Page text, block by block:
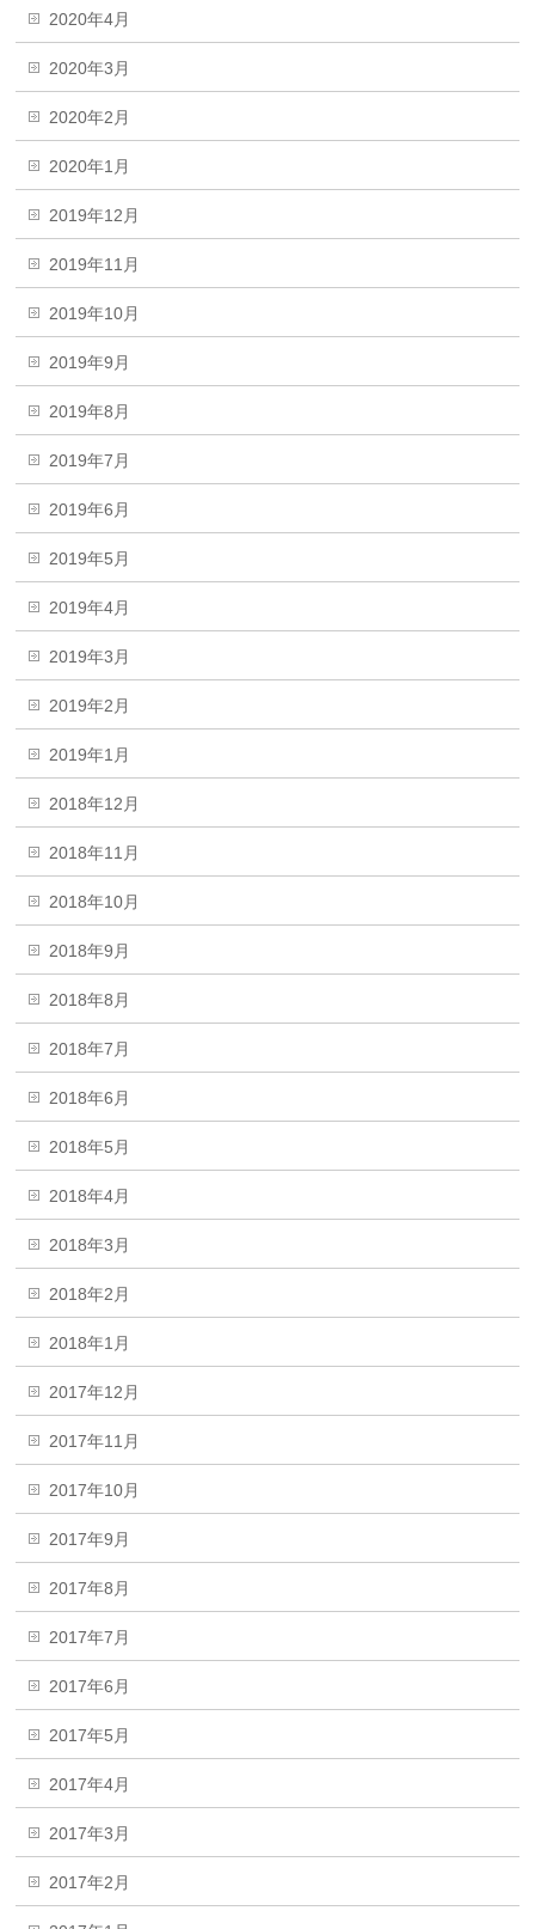
2020年4月
2020年3月
2020年2月
2020年1月
2019年12月
2019年11月
2019年10月
2019年9月
2019年8月
2019年7月
2019年6月
2019年5月
2019年4月
2019年3月
2019年2月
2019年1月
2018年12月
2018年11月
2018年10月
2018年9月
2018年8月
2018年7月
2018年6月
2018年5月
2018年4月
2018年3月
2018年2月
2018年1月
2017年12月
2017年11月
2017年10月
2017年9月
2017年8月
2017年7月
2017年6月
2017年5月
2017年4月
2017年3月
2017年2月